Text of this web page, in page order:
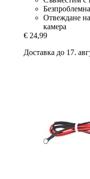
Отвеждане
камера
€ 24,99
Доставка до 17.